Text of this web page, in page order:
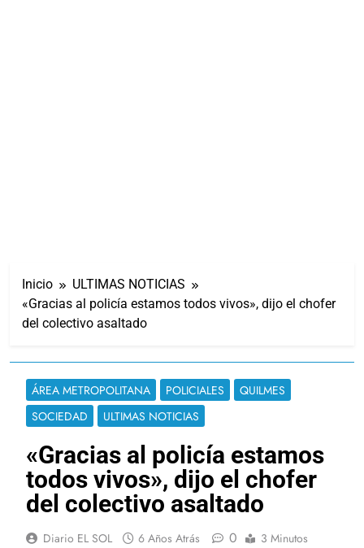
Inicio
ULTIMAS NOTICIAS
«Gracias al policía estamos todos vivos», dijo el chofer
del colectivo asaltado
ÁREA METROPOLITANA POLICIALES
QUILMES
SOCIEDAD
ULTIMAS NOTICIAS
«Gracias al policía estamos
todos vivos», dijo el chofer
del colectivo asaltado
Diario EL SOL 6 Años Atrás 0 3 Minutos